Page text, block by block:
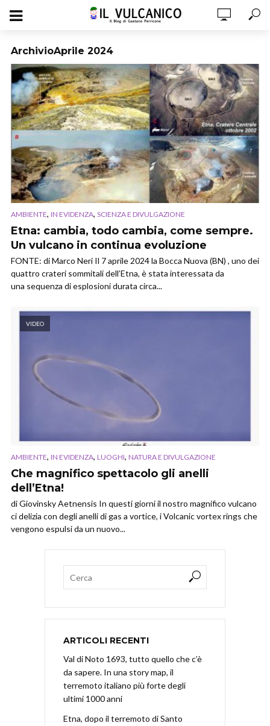
ArchivioAprile 2024
AMBIENTE, IN EVIDENZA, SCIENZA E DIVULGAZIONE
Etna: cambia, todo cambia, come sempre.
Un vulcano in continua evoluzione
FONTE: di Marco Neri Il 7 aprile 2024 la Bocca Nuova (BN) , uno dei
quattro crateri sommitali dell’Etna, è stata interessata da
una sequenza di esplosioni durata circa...
VIDEO
AMBIENTE, IN EVIDENZA, LUOGHI, NATURA E DIVULGAZIONE
Che magnifico spettacolo gli anelli
dell’Etna!
di Giovinsky Aetnensis In questi giorni il nostro magnifico vulcano
ci delizia con degli anelli di gas a vortice, i Volcanic vortex rings che
vengono espulsi da un nuovo...
ARTICOLI RECENTI
Val di Noto 1693, tutto quello che c’è
da sapere. In una story map, il
terremoto italiano più forte degli
ultimi 1000 anni
Etna, dopo il terremoto di Santo